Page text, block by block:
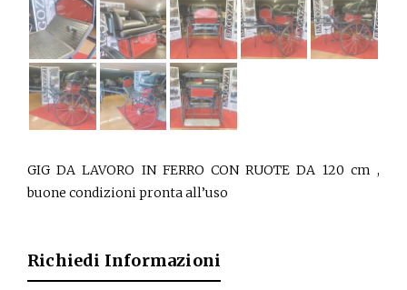
GIG DA LAVORO IN FERRO CON RUOTE DA 120 cm ,
buone condizioni pronta all’uso
Richiedi Informazioni